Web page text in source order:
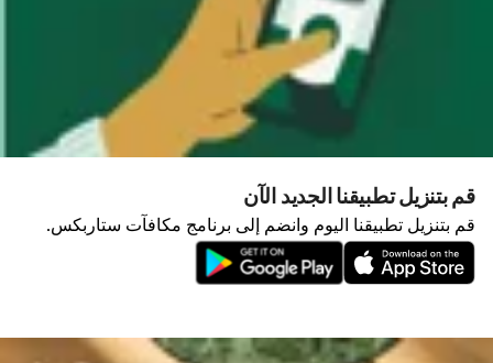
قم بتنزيل تطبيقنا الجديد الآن
قم بتنزيل تطبيقنا اليوم وانضم إلى برنامج مكافآت ستاربكس.